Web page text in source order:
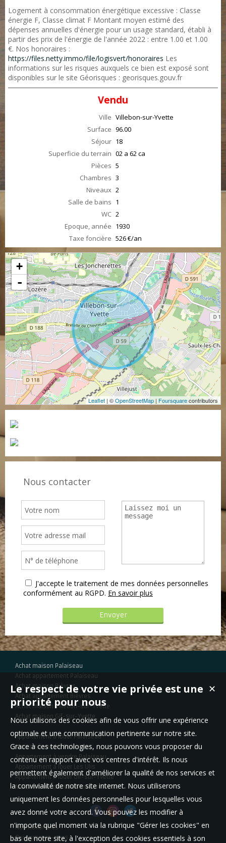
Logement à consommation énergétique excessive : Classe
énergie F, Classe climat F Montant moyen estimé des
dépenses annuelles d'énergie pour un usage standard, établi à
partir des prix de l'énergie de l'année 2022 : entre 1.00 et 1.00
€. Nos honoraires :
https://files.netty.immo/file/logisvert/honoraires Les
informations sur les risques auxquels ce bien est exposé sont
disponibles sur le site Géorisques : georisques.gouv.fr
Vendu
Ville Villebon-sur-Yvette
Surface 96.00
Séjour 18
Superficie du terrain 02 a 62 ca
Pièces 5
Chambres 3
Niveaux 2
Salle de bains 1
WC 2
Epoque, année 1930
Taxe foncière 526 €/an
+
-
Leaflet | ©OpenStreetMap | Foursquarecontributors
Nous contacter
J'accepte le traitement de mes données personnelles
conformément au RGPD. En savoir plus
Achat maison Palaiseau
Achat appartement Palaiseau
Achat maison Bièvres
Achat appartement Bièvres
Achat maison Villebon-sur-Yvette
Achat maison Gif-sur-Yvette
Appartement à louer Palaiseau
Maison à vendre Palaiseau
Appartement à vendre Palaiseau
Appartement à louer Les Ulis
Appartement à louer Gif-sur-Yvette
Maison à vendre Villebon-sur-Yvette
Nos Honoraires
Qui sommes-nous
✕
Le respect de votre vie privée est une
priorité pour nous
Nous utilisons des cookies afin de vous offrir une expérience
optimale et une communication pertinente sur notre site.
Grace à ces technologies, nous pouvons vous proposer du
contenu en rapport avec vos centres d'intérêt. Ils nous
permettent également d'améliorer la qualité de nos services et
la convivialité de notre site internet. Nous utiliserons
uniquement les données personnelles pour lesquelles vous
avez donné votre accord. Vous pouvez les modifier à
n'importe quel moment via la rubrique "Gérer les cookies" en
bas de notre site, à l'exception des cookies essentiels à son